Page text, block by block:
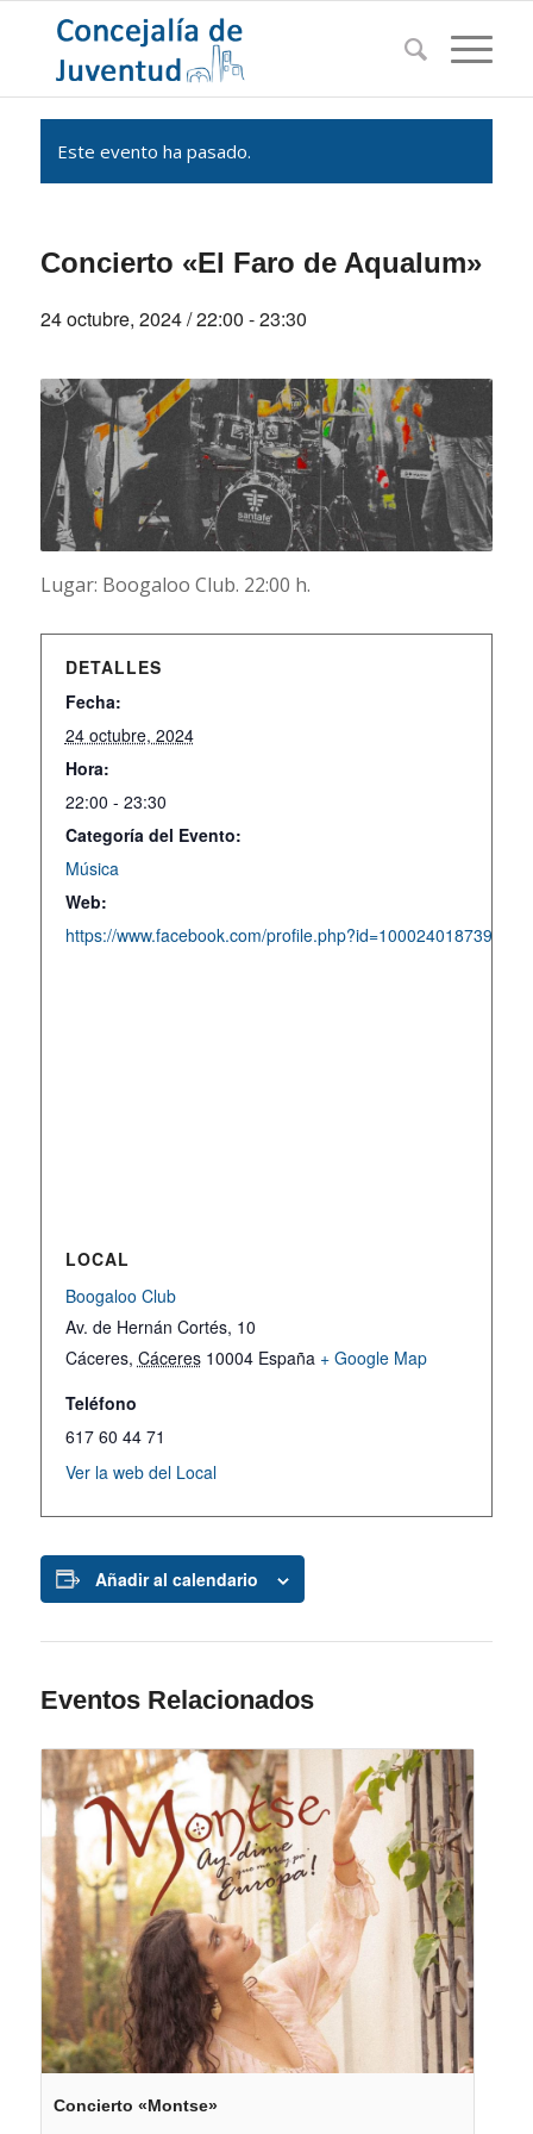
Este evento ha pasado.
Concierto «El Faro de Aqualum»
24 octubre, 2024 / 22:00 -23:30
Lugar: Boogaloo Club. 22:00 h.
DETALLES
Fecha:
24 octubre, 2024
Hora:
22:00 - 23:30
Categoría del Evento:
Música
Web:
https://www.facebook.com/profile.php?id=100024018739064
LOCAL
Boogaloo Club
Av. de Hernán Cortés, 10
Cáceres, Cáceres 10004 España + Google Map
Teléfono
617 60 44 71
Ver la web del Local
Añadir al calendario
Eventos Relacionados
Concierto «Montse»